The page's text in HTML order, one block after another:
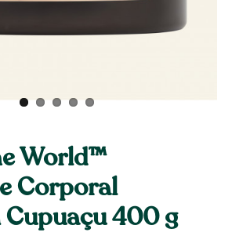
World™
Corporal
400 g